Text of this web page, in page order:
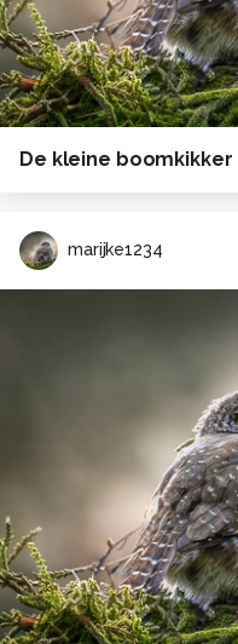
De kleine boomkikker
marijke1234